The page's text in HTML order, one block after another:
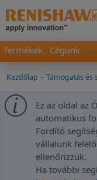
Termékek Cégünk
Kezdőlap - Támogatás és
Ez az oldal az
automatikus
Fordító
vállalunk
ellenőrizzük.
Ha további